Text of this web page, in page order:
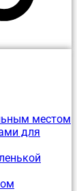
местом
для